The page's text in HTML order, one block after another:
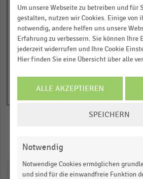
Umsatz
in
Millionen
Euro.
Range:
1.00527.
Umsatz in
interactive
chart
Downloads
Um unsere Webseite zu betreiben und für
gestalten, nutzen wir Cookies. Einige von
notwendig, andere helfen uns unsere
Erfahrung zu verbessern. Sie können Ihre
jederzeit widerrufen und Ihre Cookie
Hier finden Sie eine Übersicht über alle
ALLE AKZEPTIEREN
SPEICHERN
Notwendig
Notwendige Cookies ermöglichen
und sind für die einwandfreie Funktion